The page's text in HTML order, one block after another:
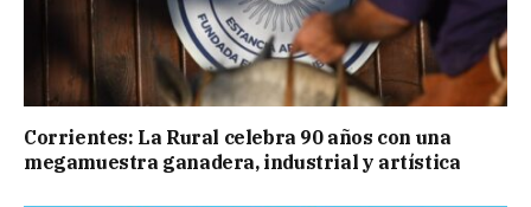
Corrientes: La Rural celebra 90 años con una
megamuestra ganadera, industrial y artística